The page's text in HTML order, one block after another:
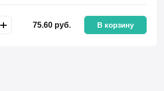
75.60 руб. В корзину